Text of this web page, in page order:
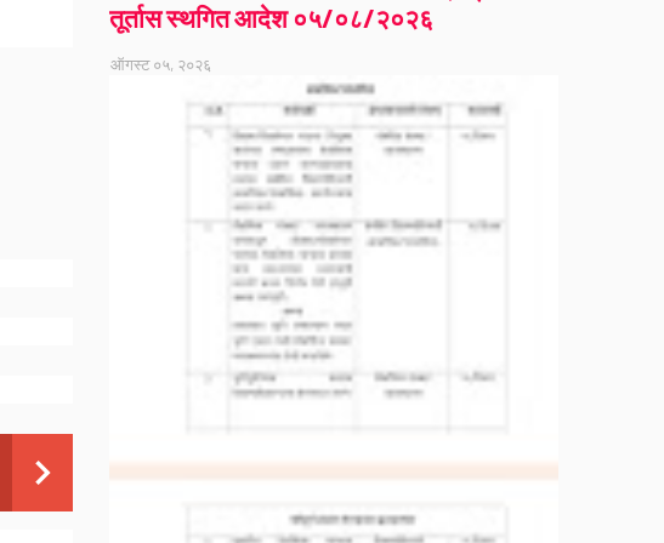
तूर्तास स्थगित आदेश ०५/०८/२०२६
ऑगस्ट ०५, २०२६